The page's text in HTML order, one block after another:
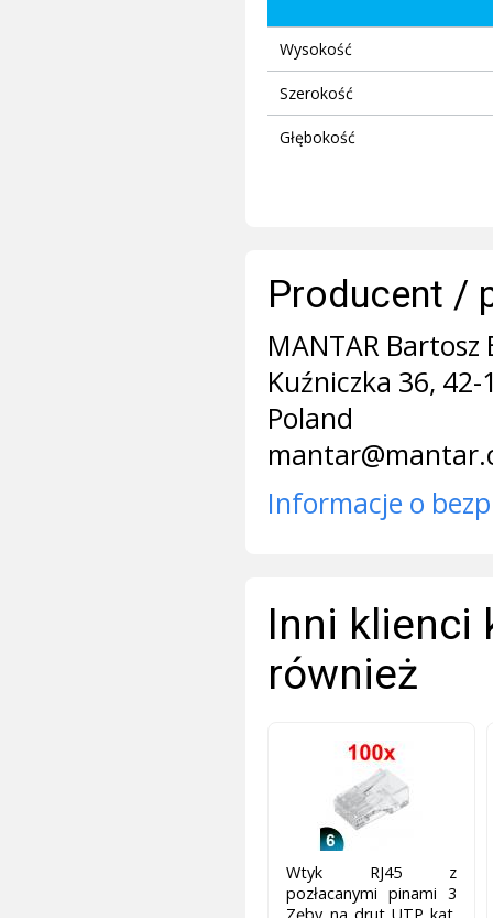
Wysokość
Szerokość
Głębokość
Producent /
MANTAR Bartosz
Kuźniczka 36,
Poland
Informacje o
Inni klienci
również
Wtyk RJ45 z
pozłacanymi pinami 3
Zęby na drut UTP kat.